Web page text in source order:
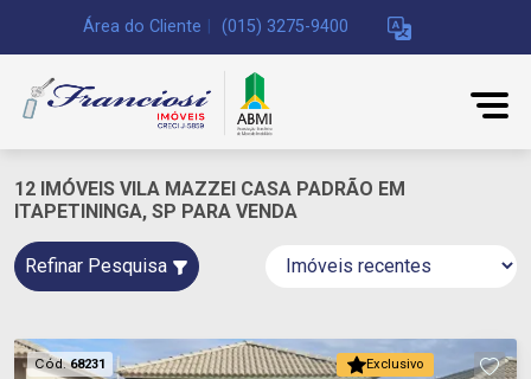
Área do Cliente (015) 3275-9400
12 IMÓVEIS VILA MAZZEI CASA PADRÃO EM
ITAPETININGA, SP PARA VENDA
Refinar Pesquisa
Exclusivo
Cód.68231